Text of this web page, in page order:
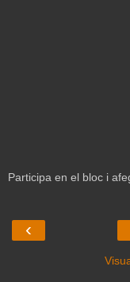
Participa en el bloc i
‹